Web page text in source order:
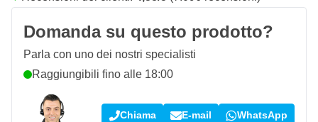
Domanda su questo prodotto?
Parla con uno dei nostri specialisti
Raggiungibili fino alle 18:00
Chiama E-mail WhatsApp